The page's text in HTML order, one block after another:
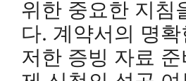
위한 중요한 지침
다. 계약서의 명
저한 증빙 자료